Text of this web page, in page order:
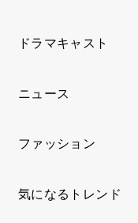
ドラマキャスト
ニュース
ファッション
気になるトレンド